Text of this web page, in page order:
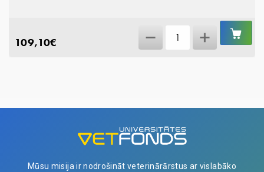
109,10€
35
Mūsu misija ir nodrošināt veterinārārstus ar vislabāko